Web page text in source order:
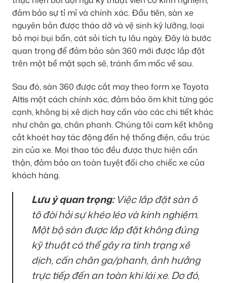
đảm bảo sự tỉ mỉ và chính xác. Đầu tiên, sàn xe
nguyên bản được tháo dỡ và vệ sinh kỹ lưỡng, loại
bỏ mọi bụi bẩn, cát sỏi tích tụ lâu ngày. Đây là bước
quan trọng để đảm bảo sàn 360 mới được lắp đặt
trên một bề mặt sạch sẽ, tránh ẩm mốc về sau.
Sau đó, sàn 360 được cắt may theo form xe Toyota
Altis một cách chính xác, đảm bảo ôm khít từng góc
cạnh, không bị xê dịch hay cấn vào các chi tiết khác
như chân ga, chân phanh. Chúng tôi cam kết không
cắt khoét hay tác động đến hệ thống điện, cấu trúc
zin của xe. Mọi thao tác đều được thực hiện cẩn
thận, đảm bảo an toàn tuyệt đối cho chiếc xe của
khách hàng.
Lưu ý quan trọng:Việc lắp đặt sàn ô
tô đòi hỏi sự khéo léo và kinh nghiệm.
Một bộ sàn được lắp đặt không đúng
kỹ thuật có thể gây ra tình trạng xê
dịch, cấn chân ga/phanh, ảnh hưởng
trực tiếp đến an toàn khi lái xe. Do đó,